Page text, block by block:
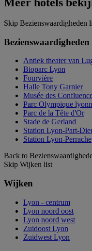
Skip Bezienswaardigheden
Bezienswaardigheden
Antiek theater van
Bioparc Lyon
Fourvière
Halle Tony Garnier
Musée des
Parc Olympique
Parc de la Tête d'Or
Stade de Gerland
Station Lyon-Part-
Station Lyon-Perrache
Back to
Skip Wijken list
Wijken
Lyon - centrum
Lyon noord oost
Lyon noord west
Zuidoost Lyon
Zuidwest Lyon